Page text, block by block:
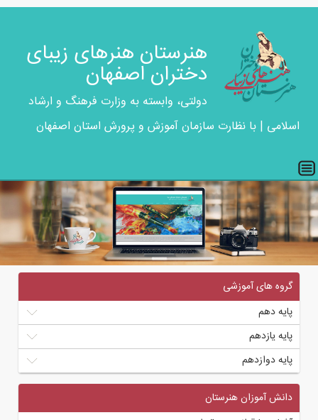
هنرستان هنرهای زیبای
دختران اصفهان
دولتی، وابسته به وزارت فرهنگ و ارشاد
اسلامی | با نظارت سازمان آموزش و پرورش استان اصفهان
گروه های آموزشی
پایه دهم
پایه یازدهم
پایه دوازدهم
دانش آموزان هنرستان